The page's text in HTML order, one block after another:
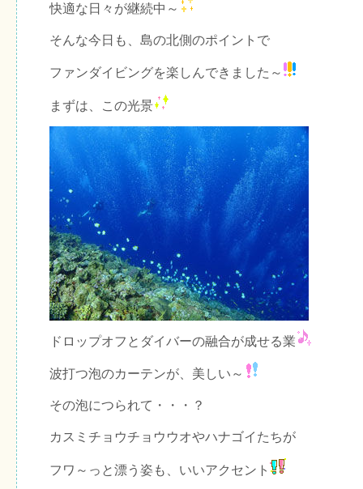
快適な日々が継続中～
そんな今日も、島の北側のポイントで
ファンダイビングを楽しんできました～
まずは、この光景
ドロップオフとダイバーの融合が成せる業
波打つ泡のカーテンが、美しい～
その泡につられて・・・？
カスミチョウチョウウオやハナゴイたちが
フワ～っと漂う姿も、いいアクセント